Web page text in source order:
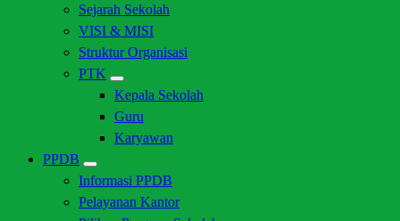
Sejarah Sekolah
VISI & MISI
Struktur Organisasi
PTK
Kepala Sekolah
Guru
Karyawan
PPDB
Informasi PPDB
Pelayanan Kantor